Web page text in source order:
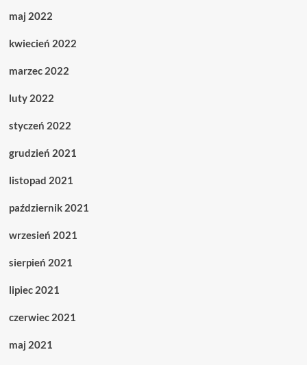
maj 2022
kwiecień 2022
marzec 2022
luty 2022
styczeń 2022
grudzień 2021
listopad 2021
październik 2021
wrzesień 2021
sierpień 2021
lipiec 2021
czerwiec 2021
maj 2021